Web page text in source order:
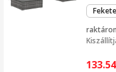
Fekete
raktáron